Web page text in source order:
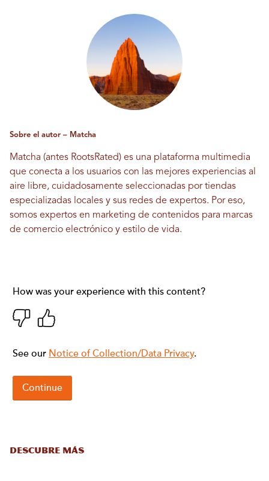
Sobre el autor – Matcha
Matcha (antes RootsRated) es una plataforma multimedia
que conecta a los usuarios con las mejores experiencias al
aire libre, cuidadosamente seleccionadas por tiendas
especializadas locales y sus redes de expertos. Por eso,
somos expertos en marketing de contenidos para marcas
de comercio electrónico y estilo de vida.
DESCUBRE MÁS